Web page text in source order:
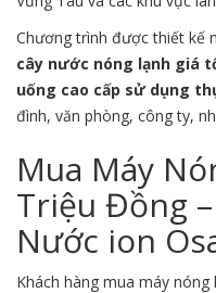
Chương trình được thiết kế
cây nước nóng lạnh giá
uống cao cấp sử dụng
đình, văn phòng, công ty,
Mua Máy
Triệu Đồng
Nước ion
Khách hàng mua máy nóng